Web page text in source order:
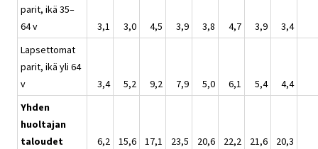
parit, ikä 35–
64 v
3,1 3,0 4,5 3,9 3,8 4,7 3,9
3,4
Lapsettomat
parit, ikä yli 64
v
3,4 5,2 9,2 7,9 5,0 6,1 5,4
4,4
Yhden
huoltajan
taloudet
6,2 15,6 17,1 23,5 20,6 22,2 21,6
20,3